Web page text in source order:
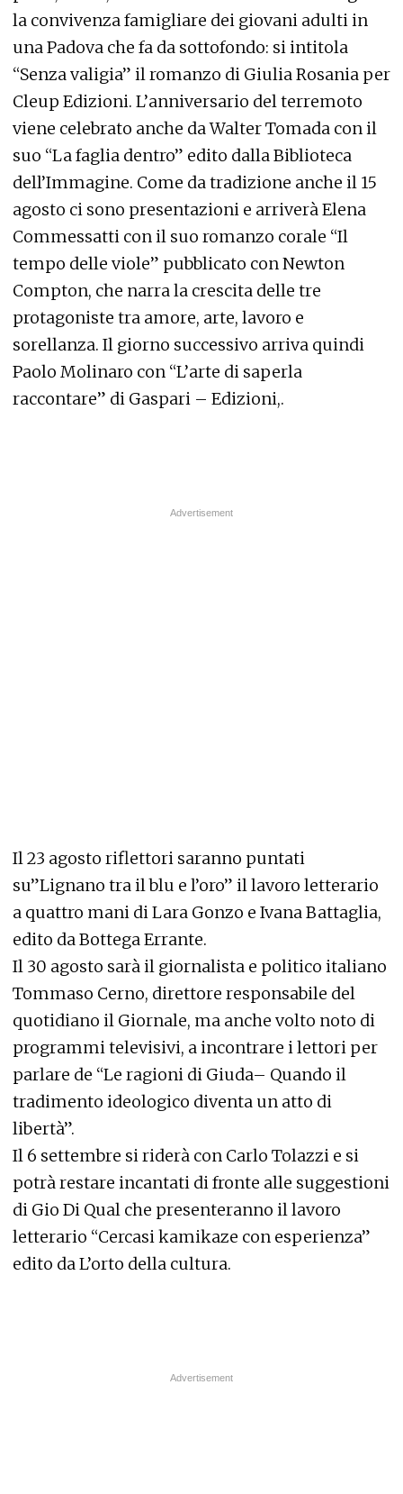
la convivenza famigliare dei giovani adulti in
una Padova che fa da sottofondo: si intitola
“Senza valigia” il romanzo di Giulia Rosania per
Cleup Edizioni. L’anniversario del terremoto
viene celebrato anche da Walter Tomada con il
suo “La faglia dentro” edito dalla Biblioteca
dell’Immagine. Come da tradizione anche il 15
agosto ci sono presentazioni e arriverà Elena
Commessatti con il suo romanzo corale “Il
tempo delle viole” pubblicato con Newton
Compton, che narra la crescita delle tre
protagoniste tra amore, arte, lavoro e
sorellanza. Il giorno successivo arriva quindi
Paolo Molinaro con “L’arte di saperla
raccontare” di Gaspari – Edizioni,.
Il 23 agosto riflettori saranno puntati
su”Lignano tra il blu e l’oro” il lavoro letterario
a quattro mani di Lara Gonzo e Ivana Battaglia,
edito da Bottega Errante.
Il 30 agosto sarà il giornalista e politico italiano
Tommaso Cerno, direttore responsabile del
quotidiano il Giornale, ma anche volto noto di
programmi televisivi, a incontrare i lettori per
parlare de “Le ragioni di Giuda– Quando il
tradimento ideologico diventa un atto di
libertà”.
Il 6 settembre si riderà con Carlo Tolazzi e si
potrà restare incantati di fronte alle suggestioni
di Gio Di Qual che presenteranno il lavoro
letterario “Cercasi kamikaze con esperienza”
edito da L’orto della cultura.